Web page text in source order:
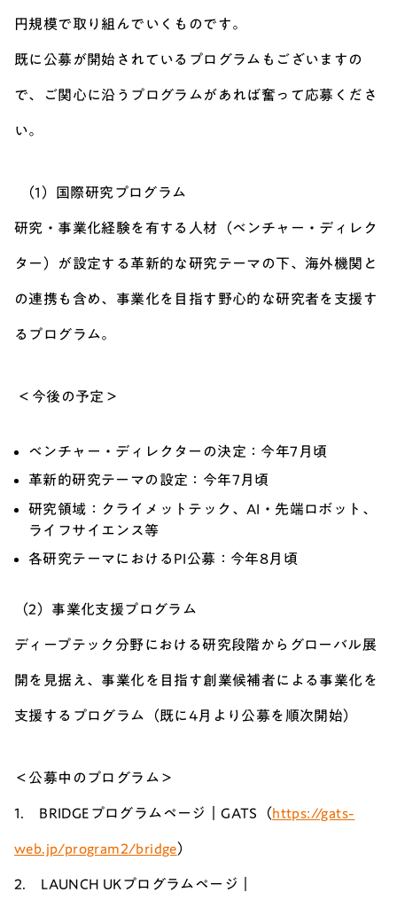
円規模で取り組んでいくものです。
既に公募が開始されているプログラムもございますの
で、ご関心に沿うプログラムがあれば奮って応募くださ
い。
（1）国際研究プログラム
研究・事業化経験を有する人材（ベンチャー・ディレク
ター）が設定する革新的な研究テーマの下、海外機関と
の連携も含め、事業化を目指す野心的な研究者を支援す
るプログラム。
＜今後の予定＞
ベンチャー・ディレクターの決定：今年7月頃
革新的研究テーマの設定：今年7月頃
研究領域：クライメットテック、AI・先端ロボット、
ライフサイエンス等
各研究テーマにおけるPI公募：今年8月頃
（2）事業化支援プログラム
ディープテック分野における研究段階からグローバル展
開を見据え、事業化を目指す創業候補者による事業化を
支援するプログラム（既に4月より公募を順次開始）
＜公募中のプログラム＞
1. BRIDGEプログラムページ｜GATS（https://gats-
web.jp/program2/bridge）
2. LAUNCH UKプログラムページ｜